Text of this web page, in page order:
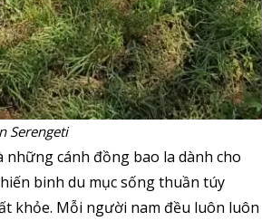
Serengeti
cánh đồng bao la dành cho
binh du mục sống thuần túy
khỏe. Mỗi người nam đều luôn luôn